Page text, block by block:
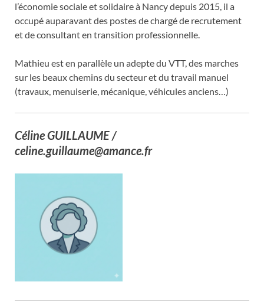
l’économie sociale et solidaire à Nancy depuis 2015, il a
occupé auparavant des postes de chargé de recrutement
et de consultant en transition professionnelle.
Mathieu est en parallèle un adepte du VTT, des marches
sur les beaux chemins du secteur et du travail manuel
(travaux, menuiserie, mécanique, véhicules anciens…)
Céline GUILLAUME /
celine.guillaume@amance.fr